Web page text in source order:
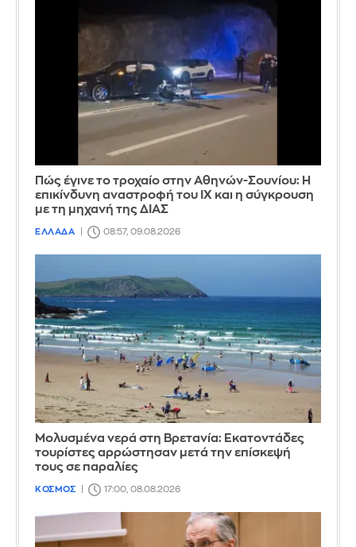
Πώς έγινε το τροχαίο στην Αθηνών-Σουνίου: Η
επικίνδυνη αναστροφή του ΙΧ και η σύγκρουση
με τη μηχανή της ΔΙΑΣ
ΕΛΛΑΔΑ 08:57, 09.08.2026
Μολυσμένα νερά στη Βρετανία: Εκατοντάδες
τουρίστες αρρώστησαν μετά την επίσκεψή
τους σε παραλίες
ΚΟΣΜΟΣ 17:00, 08.08.2026